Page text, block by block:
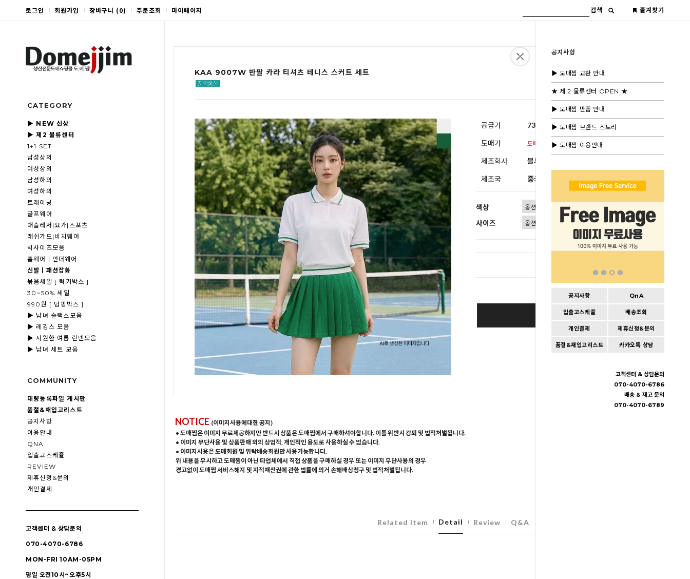
로그인 회원가입 장바구니 (0) 주문조회 마이페이지 검색 즐겨찾기
CATEGORY
▶ NEW 신상
▶ 제2 물류센터
1+1 SET
남성상의
여성상의
남성하의
여성하의
트레이닝
골프웨어
애슬레저|요가|스포츠
래쉬가드|비치웨어
빅사이즈모음
홈웨어ㅣ언더웨어
신발ㅣ패션잡화
묶음세일 [ 럭키박스 ]
30~50% 세일
990원 [ 덤핑박스 ]
▶ 남녀 슬랙스모음
▶ 레깅스 모음
▶ 시원한 여름 린넨모음
▶ 남녀 세트 모음
COMMUNITY
대량등록파일 게시판
품절&재입고리스트
공지사항
이용안내
QNA
입출고스케쥴
REVIEW
제휴신청&문의
개인결제
고객센터 & 상담문의
070-4070-6786
MON-FRI 10AM-05PM
평일 오전10시~오후5시
공지사항
▶ 도매찜 교환 안내
★ 제 2 물류센터 OPEN ★
▶ 도매찜 반품 안내
▶ 도매찜 브랜드 스토리
▶ 도매찜 이용안내
공지사항 QnA
입출고스케쥴 배송조회
개인결제 제휴신청&문의
품절&재입고리스트 카카오톡 상담
고객센터 & 상담문의
070-4070-6786
배송 & 재고 문의
070-4070-6789
KAA 9007W 반팔 카라 티셔츠 테니스 스커트 세트
공급가 73,600원 (부가세별도)
도매가
제조회사 블루모드수입
제조국 중국
색상
사이즈
BUY IT NOW
Cart | Wishlist
NOTICE (이미지사용에대한 공지)
• 도매찜은 이미지 무료제공하지만 반드시 상품은 도매찜에서 구매하셔야합니다. 이를 위반시 강퇴 및 법적처벌됩니다.
• 이미지 무단사용 및 상품판매 외의 상업적, 개인적인 용도로 사용하실 수 없습니다.
• 이미지사용은 도매회원 및 위탁배송회원만 사용가능합니다.
위 내용을 무시하고 도매찜이 아닌 타업체에서 직접 상품을 구매하실 경우 또는 이미지 무단사용의 경우
경고없이 도매찜 서비스해지 및 지적재산권에 관한 법률에 의거 손해배상청구 및 법적처벌됩니다.
Related Item Detail Review Q&A